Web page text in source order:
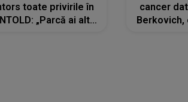
toate privirile în
„Parcă ai altă
cancer
Berkovich,